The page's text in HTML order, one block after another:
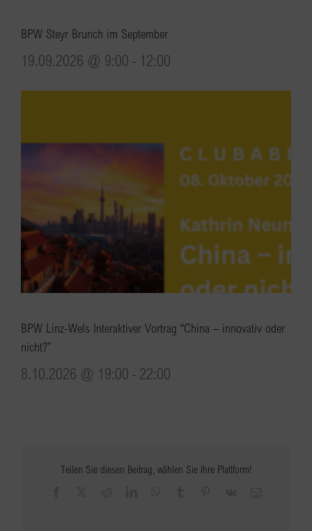
BPW Steyr Brunch im September
19.09.2026 @ 9:00 - 12:00
BPW Linz-Wels Interaktiver Vortrag “China – innovativ oder
nicht?”
8.10.2026 @ 19:00 - 22:00
Teilen Sie diesen Beitrag, wählen Sie Ihre Plattform!